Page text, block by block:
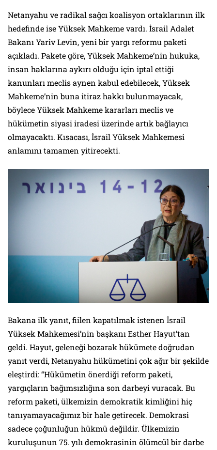
Netanyahu ve radikal sağcı koalisyon ortaklarının ilk
hedefinde ise Yüksek Mahkeme vardı. İsrail Adalet
Bakanı Yariv Levin, yeni bir yargı reformu paketi
açıkladı. Pakete göre, Yüksek Mahkeme’nin hukuka,
insan haklarına aykırı olduğu için iptal ettiği
kanunları meclis aynen kabul edebilecek, Yüksek
Mahkeme’nin buna itiraz hakkı bulunmayacak,
böylece Yüksek Mahkeme kararları meclis ve
hükümetin siyasi iradesi üzerinde artık bağlayıcı
olmayacaktı. Kısacası, İsrail Yüksek Mahkemesi
anlamını tamamen yitirecekti.
Bakana ilk yanıt, fiilen kapatılmak istenen İsrail
Yüksek Mahkemesi’nin başkanı Esther Hayut’tan
geldi. Hayut, geleneği bozarak hükümete doğrudan
yanıt verdi, Netanyahu hükümetini çok ağır bir şekilde
eleştirdi: “Hükümetin önerdiği reform paketi,
yargıçların bağımsızlığına son darbeyi vuracak. Bu
reform paketi, ülkemizin demokratik kimliğini hiç
tanıyamayacağımız bir hale getirecek. Demokrasi
sadece çoğunluğun hükmü değildir. Ülkemizin
kuruluşunun 75. yılı demokrasinin ölümcül bir darbe